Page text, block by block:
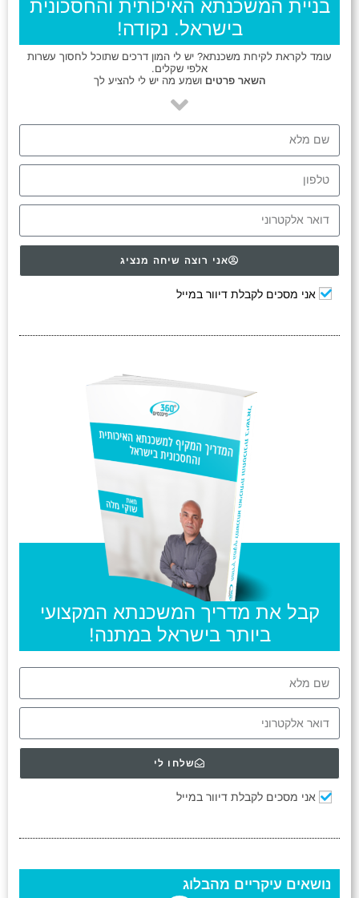
בניית המשכנתא האיכותית והחסכונית
בישראל. נקודה!
עומד לקראת לקיחת משכנתא? יש לי המון דרכים שתוכל לחסוך עשרות
אלפי שקלים.
השאר פרטים ושמע מה יש לי להציע לך
אני מסכים לקבלת דיוור במייל
אני רוצה שיחה מנציג
קבל את מדריך המשכנתא המקצועי
ביותר בישראל במתנה!
אני מסכים לקבלת דיוור במייל
שלחו לי
נושאים עיקריים מהבלוג